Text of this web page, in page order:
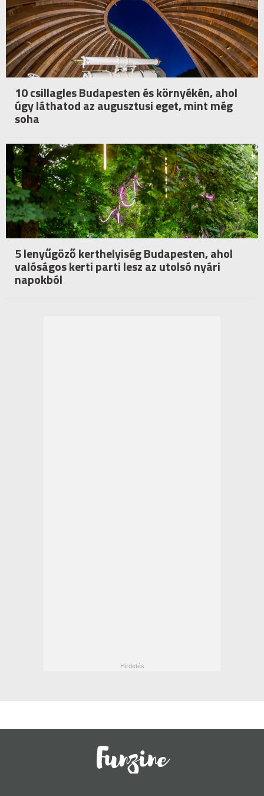
10 csillagles Budapesten és környékén, ahol
úgy láthatod az augusztusi eget, mint még
soha
5 lenyűgöző kerthelyiség Budapesten, ahol
valóságos kerti parti lesz az utolsó nyári
napokból